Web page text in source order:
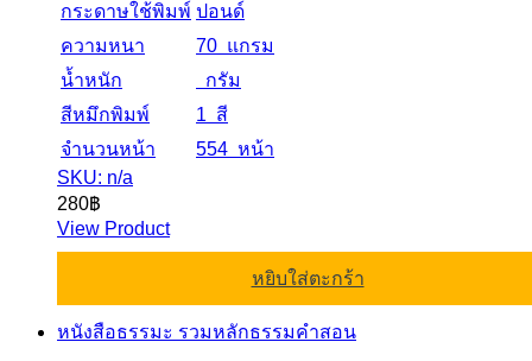
กระดาษใช้พิมพ์ ปอนด์
ความหนา
70 แกรม
น้ำหนัก
กรัม
สีหมึกพิมพ์
1 สี
จำนวนหน้า
554 หน้า
SKU: n/a
280฿
View Product
หยิบใส่ตะกร้า
หนังสือธรรมะ รวมหลักธรรมคำสอน